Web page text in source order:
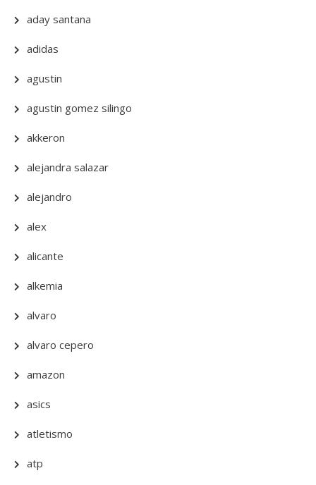
aday santana
adidas
agustin
agustin gomez silingo
akkeron
alejandra salazar
alejandro
alex
alicante
alkemia
alvaro
alvaro cepero
amazon
asics
atletismo
atp